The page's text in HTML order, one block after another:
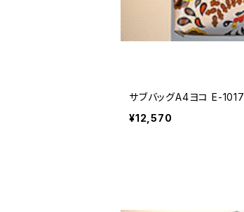
サブバッグA4ヨコ E-1017
¥12,570